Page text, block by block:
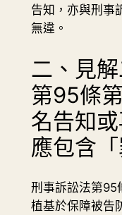
告知，亦與刑事
無違。
二、見
第95條
名告知
應包含
刑事訴訟法第95
植基於保障被告